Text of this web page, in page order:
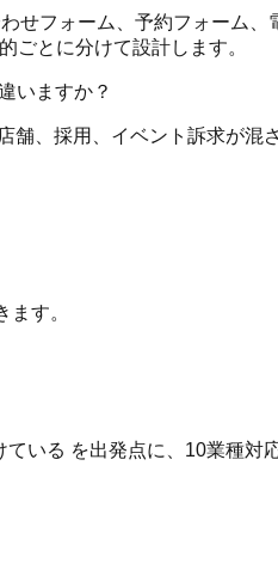
せフォーム、予約フォーム
ごとに分けて設計します。
いますか？
、採用、イベント訴求が
す。
いる を出発点に、10業種